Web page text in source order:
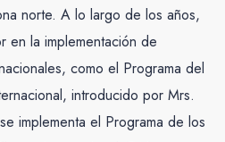
norte. A lo largo de los años,
en la implementación de
como el Programa del
introducido por Mrs.
implementa el Programa de los